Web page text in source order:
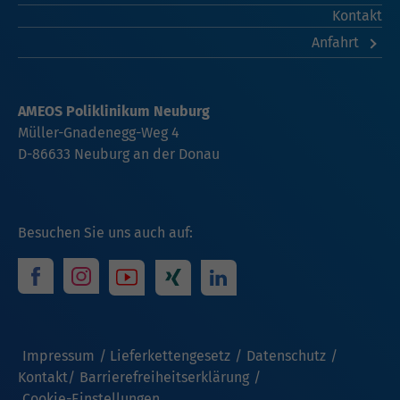
Kontakt
Anfahrt
Besuchen Sie uns auch auf:
Impressum Lieferkettengesetz
Datenschutz
Kontakt
Barrierefreiheitserklärung
AMEOS Poliklinikum Neuburg
Müller-Gnadenegg-Weg 4
D-86633 Neuburg an der Donau